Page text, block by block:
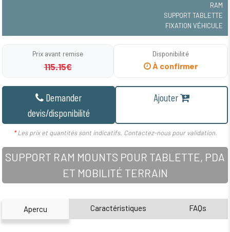
RAM
SUPPORT TABLETTE
FIXATION VÉHICULE
Prix avant remise
115.15€
Disponibilité
À confirmer
Demander
devis/disponibilité
Ajouter
*Les prix et quantités sont indicatifs. Contactez-nous pour validation.
SUPPORT RAM MOUNTS POUR TABLETTE, PDA
ET MOBILITÉ TERRAIN
Apercu Caractéristiques FAQs